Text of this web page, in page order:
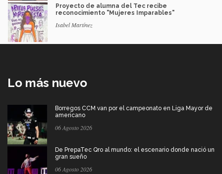
Proyecto de alumna del Tec recibe
reconocimiento "Mujeres Imparables"
Isabel Martínez
Lo más nuevo
Borregos CCM van por el campeonato en Liga Mayor de
americano
06 Agosto 2026
De PrepaTec Qro al mundo: el escenario donde nació un
gran sueño
06 Agosto 2026